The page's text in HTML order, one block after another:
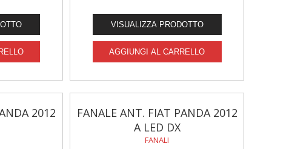
2012
FANALE ANT. FIAT PANDA 2012
A LED DX
FANALI